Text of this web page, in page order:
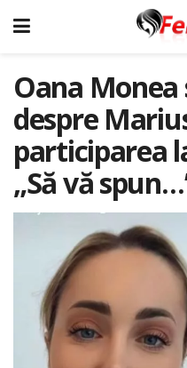
Oana
despre
participarea
„Să vă